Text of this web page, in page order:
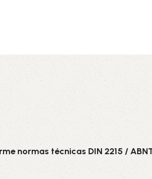
técnicas DIN 2215 /